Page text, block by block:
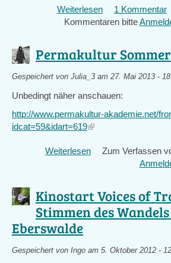
Weiterlesen über
Erster
Berlin
Brandenburg
1 Kommentar
Kommentaren bitte
Permakultur
Gespeichert von Julia_3 am 27. Mai 2013 -
Unbedingt näher anschauen:
http://www.permakultur-akademie.net/
idcat=59&idart=619(link
external)
Weiterlesen überZum Verfassen
Kinostart Voices of
Stimmen des
Eberswalde
Gespeichert von Ingo am 5. Oktober 2012 -